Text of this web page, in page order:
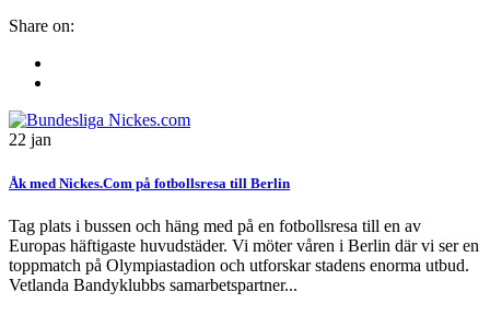
Share on:
22 jan
Åk med Nickes.Com på fotbollsresa till Berlin
Tag plats i bussen och häng med på en fotbollsresa till en av
Europas häftigaste huvudstäder. Vi möter våren i Berlin där vi ser en
toppmatch på Olympiastadion och utforskar stadens enorma utbud.
Vetlanda Bandyklubbs samarbetspartner...